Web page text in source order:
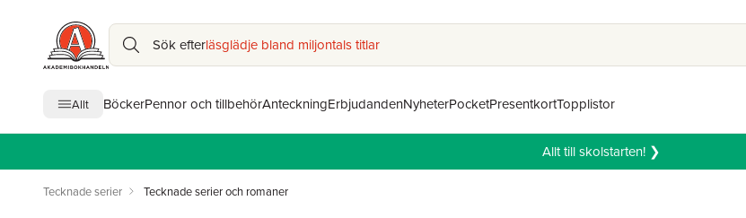
Sök efterläsglädje bland miljontals titlar
Allt BöckerPennor och tillbehörAnteckningErbjudandenNyheterPocketPresentkortTopplistor
Allt till skolstarten! ❯
Tecknade serier Tecknade serier och romaner